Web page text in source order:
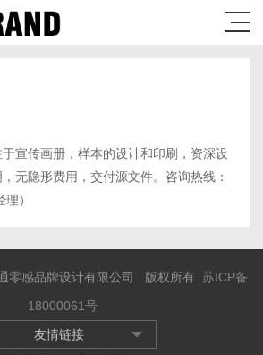
宣传画册，样本的设计和印刷，资深设
无隐形费用，交付源文件。咨询热线：
）
零感品牌设计有限公司 版权所有 苏ICP备
18000061号
友情链接